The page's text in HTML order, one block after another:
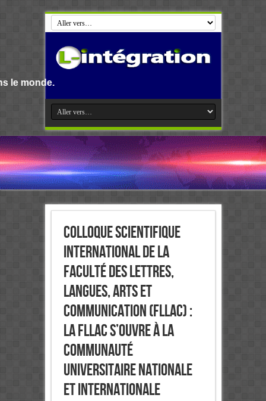
Colloque scientifique
international de la
Faculté des Lettres,
Langues, Arts et
Communication (FLLAC) :
La FLLAC s’ouvre à la
communauté
universitaire nationale
et internationale